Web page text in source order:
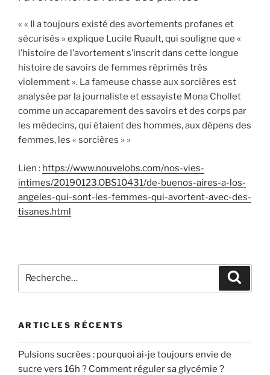
« « Il a toujours existé des avortements profanes et
sécurisés » explique Lucile Ruault, qui souligne que «
l’histoire de l’avortement s’inscrit dans cette longue
histoire de savoirs de femmes réprimés très
violemment ». La fameuse chasse aux sorcières est
analysée par la journaliste et essayiste Mona Chollet
comme un accaparement des savoirs et des corps par
les médecins, qui étaient des hommes, aux dépens des
femmes, les « sorcières » »
Lien : https://www.nouvelobs.com/nos-vies-
intimes/20190123.OBS10431/de-buenos-aires-a-los-
angeles-qui-sont-les-femmes-qui-avortent-avec-des-
tisanes.html
pour
ARTICLES RÉCENTS
Pulsions sucrées : pourquoi ai-je toujours envie de
sucre vers 16h ? Comment réguler sa glycémie ?